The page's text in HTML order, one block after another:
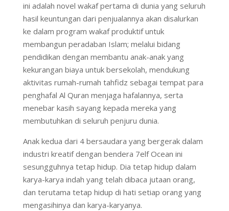
ini adalah novel wakaf pertama di dunia yang seluruh
hasil keuntungan dari penjualannya akan disalurkan
ke dalam program wakaf produktif untuk
membangun peradaban Islam; melalui bidang
pendidikan dengan membantu anak-anak yang
kekurangan biaya untuk bersekolah, mendukung
aktivitas rumah-rumah tahfidz sebagai tempat para
penghafal Al Quran menjaga hafalannya, serta
menebar kasih sayang kepada mereka yang
membutuhkan di seluruh penjuru dunia.
Anak kedua dari 4 bersaudara yang bergerak dalam
industri kreatif dengan bendera 7elf Ocean ini
sesungguhnya tetap hidup. Dia tetap hidup dalam
karya-karya indah yang telah dibaca jutaan orang,
dan terutama tetap hidup di hati setiap orang yang
mengasihinya dan karya-karyanya.